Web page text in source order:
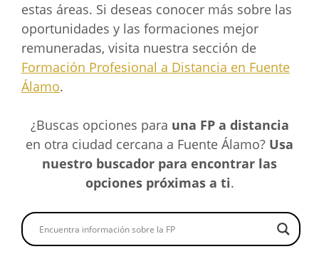
estas áreas. Si deseas conocer más sobre las
oportunidades y las formaciones mejor
remuneradas, visita nuestra sección de
Formación Profesional a Distancia en Fuente
Álamo.
¿Buscas opciones para una FP a distancia
en otra ciudad cercana a Fuente Álamo? Usa
nuestro buscador para encontrar las
opciones próximas a ti.